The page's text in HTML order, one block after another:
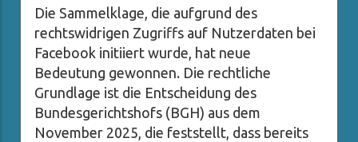
Die Sammelklage, die aufgrund des
rechtswidrigen Zugriffs auf Nutzerdaten bei
Facebook initiiert wurde, hat neue
Bedeutung gewonnen. Die rechtliche
Grundlage ist die Entscheidung des
Bundesgerichtshofs (BGH) aus dem
November 2025, die feststellt, dass bereits